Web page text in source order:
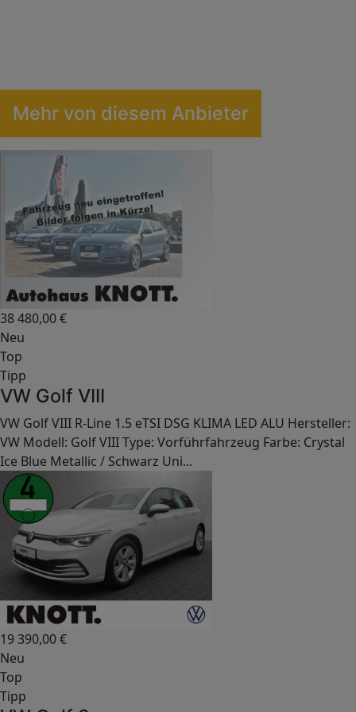
Mehr von diesem Anbieter
38 480,00€
Neu
Top
Tipp
VW Golf VIII
VW Golf VIII R-Line 1.5 eTSI DSG KLIMA LED ALU Hersteller:
VW Modell: Golf VIII Type: Vorführfahrzeug Farbe: Crystal
Ice Blue Metallic / Schwarz Uni...
19 390,00€
Neu
Top
Tipp